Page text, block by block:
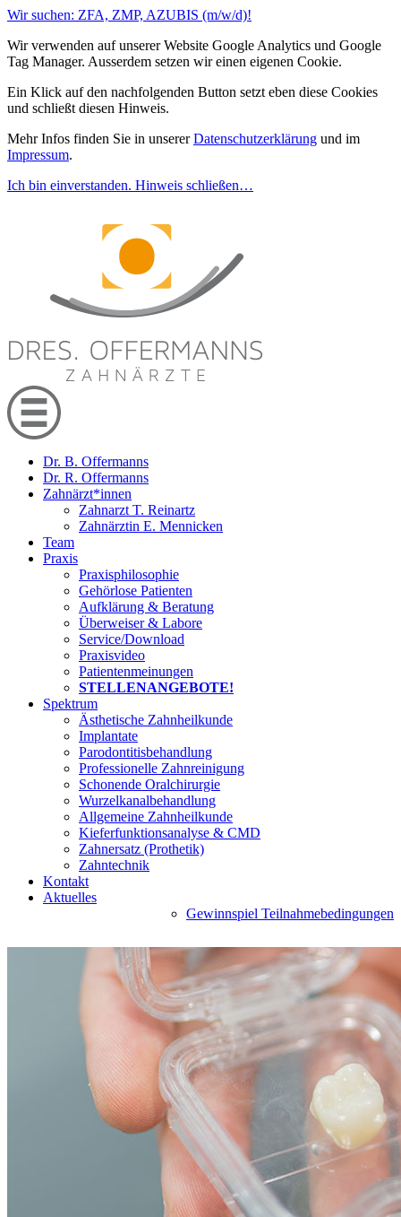
Wir suchen: ZFA, ZMP, AZUBIS (m/w/d)!
Wir verwenden auf unserer Website Google Analytics und Google
Tag Manager. Ausserdem setzen wir einen eigenen Cookie.
Ein Klick auf den nachfolgenden Button setzt eben diese Cookies
und schließt diesen Hinweis.
Mehr Infos finden Sie in unsererDatenschutzerklärung und im
Impressum.
Ich bin einverstanden. Hinweis schließen…
Dr. B. Offermanns
Dr. R. Offermanns
Zahnärzt*innen
Zahnarzt T. Reinartz
Zahnärztin E. Mennicken
Team
Praxis
Praxisphilosophie
Gehörlose Patienten
Aufklärung & Beratung
Überweiser & Labore
Service/Download
Praxisvideo
Patientenmeinungen
STELLENANGEBOTE!
Spektrum
Ästhetische Zahnheilkunde
Implantate
Parodontitisbehandlung
Professionelle Zahnreinigung
Schonende Oralchirurgie
Wurzelkanalbehandlung
Allgemeine Zahnheilkunde
Kieferfunktionsanalyse & CMD
Zahnersatz (Prothetik)
Zahntechnik
Kontakt
Aktuelles
Gewinnspiel Teilnahmebedingungen